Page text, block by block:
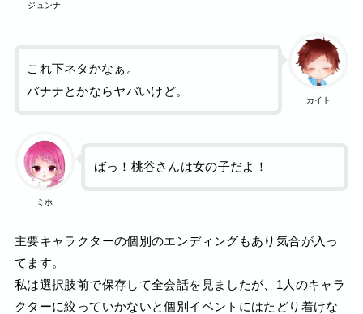
ジュンナ
カイト
これ下ネタかなぁ。
バナナとかならヤバいけど。
ミホ
ばっ！桃谷さんは女の子だよ！
主要キャラクターの個別のエンディングもあり気合が入っ
てます。
私は選択肢前で保存して全会話を見ましたが、1人のキャラ
クターに絞っていかないと個別イベントにはたどり着けな